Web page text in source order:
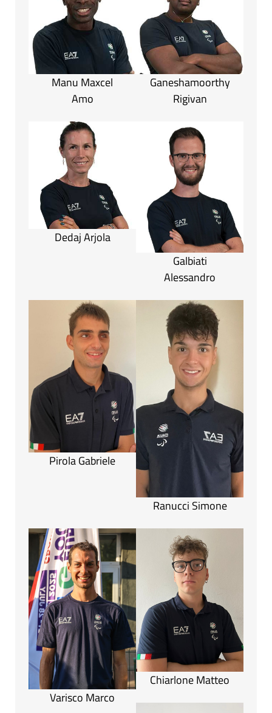
Manu Maxcel
Amo
Ganeshamoorthy
Rigivan
Dedaj Arjola
Galbiati
Alessandro
Pirola Gabriele
Ranucci Simone
Varisco Marco
Chiarlone Matteo